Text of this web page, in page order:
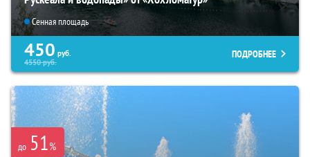
Сенная площадь
450 руб.
4550руб.
ПОДРОБНЕЕ
до 51%